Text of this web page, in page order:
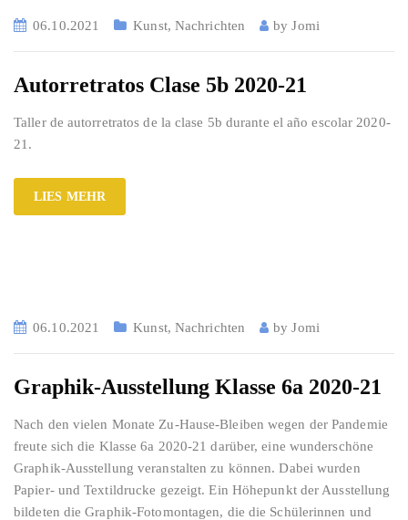
06.10.2021 Kunst, Nachrichten byJomi
Autorretratos Clase 5b 2020-21
Taller de autorretratos de la clase 5b durante el año escolar 2020-
21.
LIES MEHR
06.10.2021 Kunst, Nachrichten byJomi
Graphik-Ausstellung Klasse 6a 2020-21
Nach den vielen Monate Zu-Hause-Bleiben wegen der Pandemie
freute sich die Klasse 6a 2020-21 darüber, eine wunderschöne
Graphik-Ausstellung veranstalten zu können. Dabei wurden
Papier- und Textildrucke gezeigt. Ein Höhepunkt der Ausstellung
bildeten die Graphik-Fotomontagen, die die Schülerinnen und